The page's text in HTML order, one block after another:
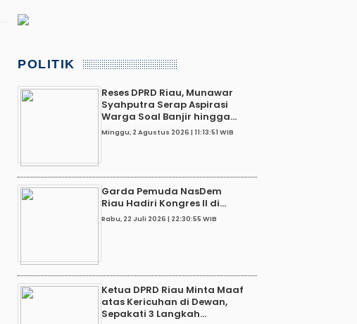
POLITIK
Reses DPRD Riau, Munawar
Syahputra Serap Aspirasi
Warga Soal Banjir hingga...
Minggu, 2 Agustus 2026 | 11:13:51 WIB
Garda Pemuda NasDem
Riau Hadiri Kongres II di...
Rabu, 22 Juli 2026 | 22:30:55 WIB
Ketua DPRD Riau Minta Maaf
atas Kericuhan di Dewan,
Sepakati 3 Langkah...